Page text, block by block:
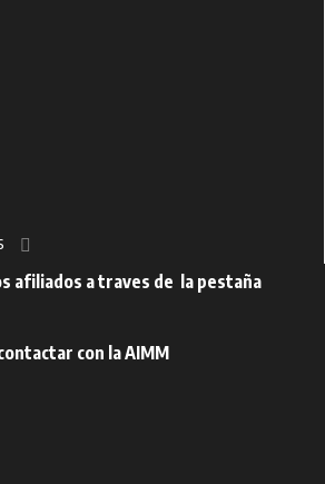
afiliados a traves de la pestaña
con la AIMM